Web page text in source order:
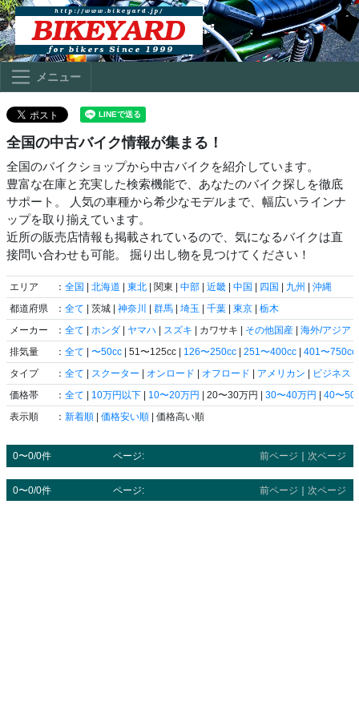
メニュー
全国の中古バイク情報が集まる！
全国のバイクショップから中古バイクを紹介しています。
豊富な在庫と充実した検索機能で、あなたのバイク探しを徹底
サポート。 人気の車種から希少なモデルまで、幅広いラインナ
ップを取り揃えています。
近所の販売店情報も掲載されているので、気になるバイクは直
接問い合わせも可能。 掘り出し物を見つけてください！
エリア ： 全国 | 北海道 | 東北 | 関東 | 中部 | 近畿 | 中国 | 四国 | 九州 | 沖縄
都道府県
： 全て | 茨城 | 神奈川 | 群馬 | 埼玉 | 千葉 | 東京 | 栃木
メーカー
： 全て | ホンダ | ヤマハ | スズキ | カワサキ | その他国産 | 海外/アジア
排気量
： 全て | 〜50cc | 51〜125cc | 126〜250cc | 251〜400cc | 401〜750cc
タイプ
： 全て | スクーター | オンロード | オフロード | アメリカン | ビジネス
価格帯
： 全て | 10万円以下 | 10〜20万円 | 20〜30万円 | 30〜40万円 | 40〜50
表示順
： 新着順 | 価格安い順 | 価格高い順
0〜0/0件 ページ: 前ページ 次ページ
0〜0/0件 ページ: 前ページ ｜ 次ページ